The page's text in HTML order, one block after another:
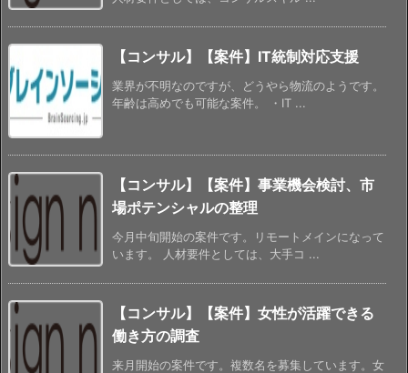
【コンサル】【案件】IT統制対応支援
業界が不明なのですが、どうやら物流のようです。
年齢は高めでも可能な案件。 ・IT ...
【コンサル】【案件】事業機会検討、市
場ポテンシャルの整理
今月中旬開始の案件です。リモートメインになって
います。 人材要件としては、大手コ ...
【コンサル】【案件】女性が活躍できる
働き方の調査
来月開始の案件です。複数名を募集しています。女